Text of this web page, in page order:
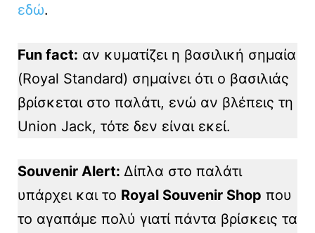
εδώ.
Fun fact: αν κυματίζει η βασιλική σημαία
(Royal Standard) σημαίνει ότι ο βασιλιάς
βρίσκεται στο παλάτι, ενώ αν βλέπεις τη
Union Jack, τότε δεν είναι εκεί.
Souvenir Alert: Δίπλα στο παλάτι
υπάρχει και το Royal Souvenir Shop που
το αγαπάμε πολύ γιατί πάντα βρίσκεις τα